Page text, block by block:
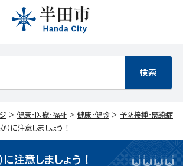
> 健康・医療・福祉 > 健康・健診> 予防接種・感染症
）に注意しましょう！
に注意しましょう！